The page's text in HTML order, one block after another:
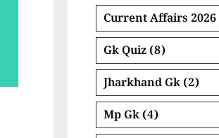
Current Affairs 2026
Gk Quiz (8)
Jharkhand Gk (2)
Mp Gk (4)